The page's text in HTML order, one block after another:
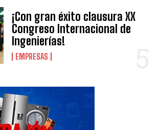
¡Con gran éxito clausura XX
Congreso Internacional de
Ingenierías!
EMPRESAS